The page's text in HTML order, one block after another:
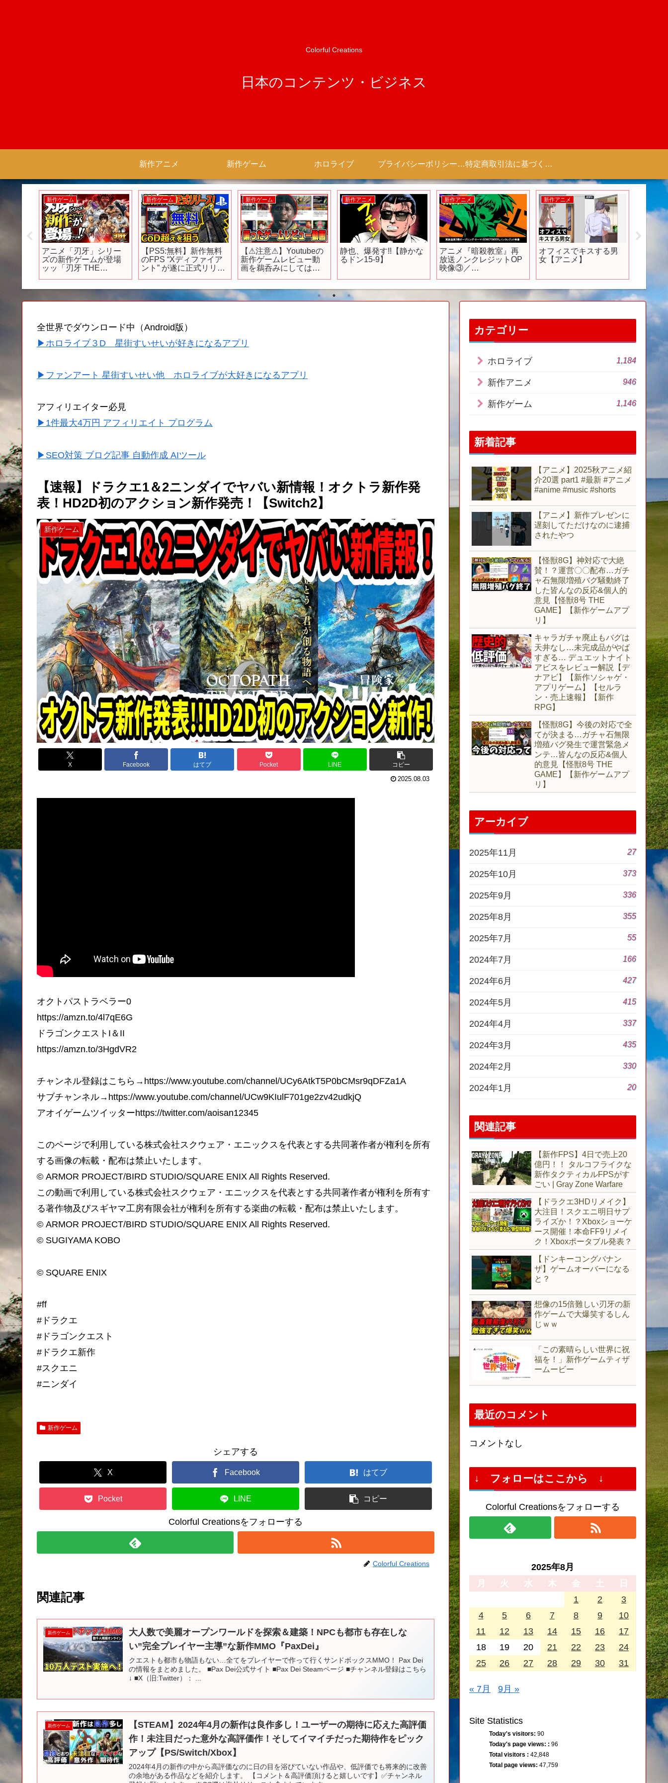
Colorful Creations
日本のコンテンツ・ビジネス
新作アニメ 新作ゲーム ホロライブ プライバシーポリシー 【Colorful Creation】 特定商取引法に基づく表記（商取引に関する開示）
新作ゲーム
アニメ「刃牙」シリー
ズの新作ゲームが登場
ッッ「刃牙 THE
新作ゲーム
【PS5:無料】新作無料
のFPS “Xディファイア
ント” が遂に正式リリー
【実況者ジャンヌ】
新作ゲーム
【⚠注意⚠】Youtubeの
新作ゲームレビュー動
画を鵜呑みにしてはい
新作アニメ
静也、爆発す!!【静かな
るドン15-9】
新作アニメ
アニメ『暗殺教室』再
放送ノンクレジットOP
映像③／
新作アニメ
オフィスでキスする男
女【アニメ】
ル】
全世界でダウンロード中（Android版）
▶ホロライブ３D 星街すいせいが好きになるアプリ
▶ファンアート 星街すいせい他 ホロライブが大好きになるアプリ
アフィリエイター必見
▶1件最大4万円 アフィリエイト プログラム
▶SEO対策 ブログ記事 自動作成 AIツール
【速報】ドラクエ1＆2ニンダイでヤバい新情報！オクトラ新作発
表！HD2D初のアクション新作発売！【Switch2】
新作ゲーム
X Facebook はてブ Pocket LINE コピー
2025.08.03
オクトパストラベラー0
https://amzn.to/4l7qE6G
ドラゴンクエストI＆II
https://amzn.to/3HgdVR2
チャンネル登録はこちら→https://www.youtube.com/channel/UCy6AtkT5P0bCMsr9qDFZa1A
サブチャンネル→https://www.youtube.com/channel/UCw9KIulF701ge2zv42udkjQ
アオイゲームツイッターhttps://twitter.com/aoisan12345
このページで利用している株式会社スクウェア・エニックスを代表とする共同著作者が権利を所有
する画像の転載・配布は禁止いたします。
© ARMOR PROJECT/BIRD STUDIO/SQUARE ENIX All Rights Reserved.
この動画で利用している株式会社スクウェア・エニックスを代表とする共同著作者が権利を所有す
る著作物及びスギヤマ工房有限会社が権利を所有する楽曲の転載・配布は禁止いたします。
© ARMOR PROJECT/BIRD STUDIO/SQUARE ENIX All Rights Reserved.
© SUGIYAMA KOBO
© SQUARE ENIX
#ff
#ドラクエ
#ドラゴンクエスト
#ドラクエ新作
#スクエニ
#ニンダイ
新作ゲーム
シェアする
X Facebook はてブ
Pocket LINE コピー
Colorful Creationsをフォローする
Colorful Creations
関連記事
新作ゲーム
大人数で美麗オープンワールドを探索＆建築！NPCも都市も存在しな
い”完全プレイヤー主導”な新作MMO『PaxDei』
クエストも都市も物語もない…全てをプレイヤーで作って行くサンドボックスMMO！ Pax Dei
の情報をまとめました。 ■Pax Dei公式サイト ■Pax Dei Steamページ ■チャンネル登録はこちら
↓ ■X（旧:Twitter）： ...
新作ゲーム
【STEAM】2024年4月の新作は良作多し！ユーザーの期待に応えた高評価
作！未注目だった意外な高評価作！そしてイマイチだった期待作をピック
アップ【PS/Switch/Xbox】
2024年4月の新作の中から高評価なのに日の目を浴びていない作品や、低評価でも将来的に改善
の余地がある作品などを紹介します。 【コメント＆高評価頂けると嬉しいです】✅チャンネル
カテゴリー
ホロライブ 1,184
新作アニメ 946
新作ゲーム 1,146
新着記事
【アニメ】2025秋アニメ紹
介20選 part1 #最新 #アニメ
#anime #music #shorts
【アニメ】新作プレゼンに
遅刻してただけなのに逮捕
されたやつ
【怪獣8G】神対応で大絶
賛！？運営〇〇配布…ガチ
ャ石無限増殖バグ騒動終了
した皆んなの反応&個人的
意見【怪獣8号 THE
GAME】【新作ゲームアプ
リ】
キャラガチャ廃止もバグは
天井なし…未完成品がやば
すぎる… デュエットナイト
アビスをレビュー解説【デ
ナアビ】【新作ソシャゲ・
アプリゲーム】【セルラ
ン・売上速報】【新作
RPG】
【怪獣8G】今後の対応で全
てが決まる…ガチャ石無限
増殖バグ発生で運営緊急メ
ンテ…皆んなの反応&個人
的意見【怪獣8号 THE
GAME】【新作ゲームアプ
リ】
アーカイブ
2025年11月 27
2025年10月 373
2025年9月 336
2025年8月 355
2025年7月 55
2024年7月 166
2024年6月 427
2024年5月 415
2024年4月 337
2024年3月 435
2024年2月 330
2024年1月 20
関連記事
【新作FPS】4日で売上20
億円！！ タルコフライクな
新作タクティカルFPSがす
ごい | Gray Zone Warfare
【ドラクエ3HDリメイク】
大注目！スクエニ明日サプ
ライズか！？Xboxショーケ
ース開催！本命FF9リメイ
ク！Xboxポータブル発表？
【ドンキーコングバナン
ザ】ゲームオーバーになる
と？
想像の15倍難しい刃牙の新
作ゲームで大爆笑するしん
じｗｗ
「この素晴らしい世界に祝
福を！」新作ゲームティザ
ームービー
最近のコメント
コメントなし
↓ フォローはここから ↓
Colorful Creationsをフォローする
2025年8月
月
火 水 木 金 土
日
1
2
3
4
5 6 7 8 9
10
11
12 13 14 15 16
17
18
19 20 21 22 23
24
25
26 27 28 29 30 31
« 7月 9月 »
Site Statistics
Today's visitors: 90
Today's page views: : 96
Total visitors : 42,848
Total page views: 47,759